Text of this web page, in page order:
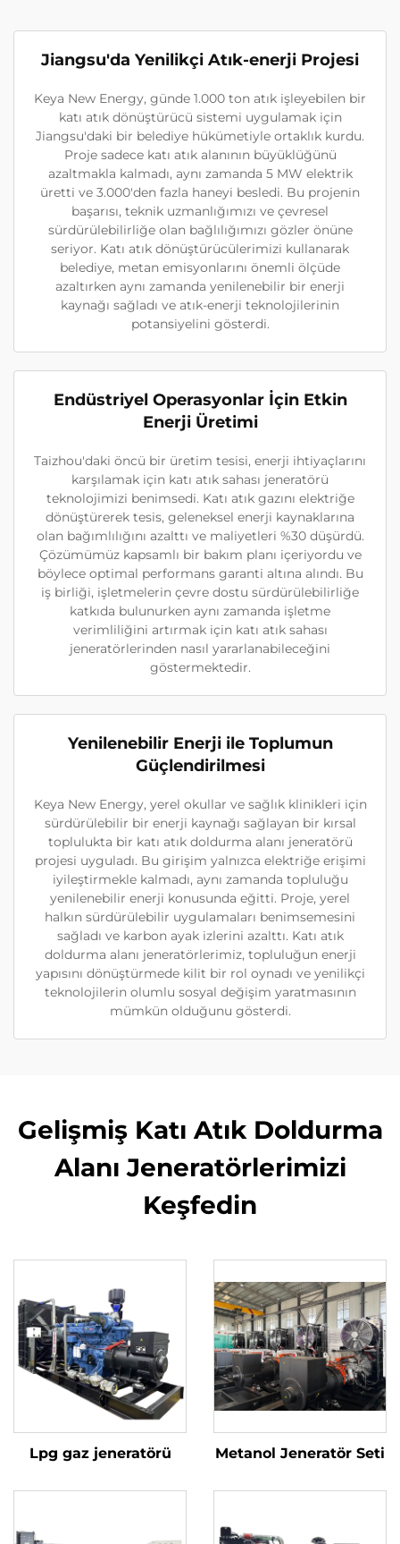
Jiangsu'da Yenilikçi Atık-enerji Projesi
Keya New Energy, günde 1.000 ton atık işleyebilen bir
katı atık dönüştürücü sistemi uygulamak için
Jiangsu'daki bir belediye hükümetiyle ortaklık kurdu.
Proje sadece katı atık alanının büyüklüğünü
azaltmakla kalmadı, aynı zamanda 5 MW elektrik
üretti ve 3.000'den fazla haneyi besledi. Bu projenin
başarısı, teknik uzmanlığımızı ve çevresel
sürdürülebilirliğe olan bağlılığımızı gözler önüne
seriyor. Katı atık dönüştürücülerimizi kullanarak
belediye, metan emisyonlarını önemli ölçüde
azaltırken aynı zamanda yenilenebilir bir enerji
kaynağı sağladı ve atık-enerji teknolojilerinin
potansiyelini gösterdi.
Endüstriyel Operasyonlar İçin Etkin
Enerji Üretimi
Taizhou'daki öncü bir üretim tesisi, enerji ihtiyaçlarını
karşılamak için katı atık sahası jeneratörü
teknolojimizi benimsedi. Katı atık gazını elektriğe
dönüştürerek tesis, geleneksel enerji kaynaklarına
olan bağımlılığını azalttı ve maliyetleri %30 düşürdü.
Çözümümüz kapsamlı bir bakım planı içeriyordu ve
böylece optimal performans garanti altına alındı. Bu
iş birliği, işletmelerin çevre dostu sürdürülebilirliğe
katkıda bulunurken aynı zamanda işletme
verimliliğini artırmak için katı atık sahası
jeneratörlerinden nasıl yararlanabileceğini
göstermektedir.
Yenilenebilir Enerji ile Toplumun
Güçlendirilmesi
Keya New Energy, yerel okullar ve sağlık klinikleri için
sürdürülebilir bir enerji kaynağı sağlayan bir kırsal
toplulukta bir katı atık doldurma alanı jeneratörü
projesi uyguladı. Bu girişim yalnızca elektriğe erişimi
iyileştirmekle kalmadı, aynı zamanda topluluğu
yenilenebilir enerji konusunda eğitti. Proje, yerel
halkın sürdürülebilir uygulamaları benimsemesini
sağladı ve karbon ayak izlerini azalttı. Katı atık
doldurma alanı jeneratörlerimiz, topluluğun enerji
yapısını dönüştürmede kilit bir rol oynadı ve yenilikçi
teknolojilerin olumlu sosyal değişim yaratmasının
mümkün olduğunu gösterdi.
Gelişmiş Katı Atık Doldurma
Alanı Jeneratörlerimizi
Keşfedin
Lpg gaz jeneratörü Metanol Jeneratör Seti